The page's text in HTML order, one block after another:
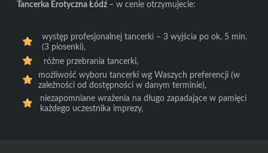
Tancerka Erotyczna Łódź – w cenie otrzymujecie:
występ profesjonalnej tancerki – 3 wyjścia po ok. 5 min.
(3 piosenki),
różne przebrania tancerki,
możliwość wyboru tancerki wg Waszych preferencji (w
zależności od dostępności w danym terminie),
niezapomniane wrażenia na długo zapadające w pamięci
każdego uczestnika imprezy,